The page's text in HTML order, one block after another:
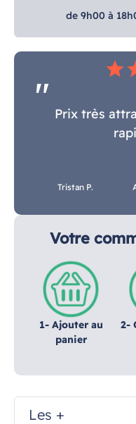
de 9h00 à
Votre
1- Ajouter au
panier
2-
star
Prix très
Tristan P.
Les +